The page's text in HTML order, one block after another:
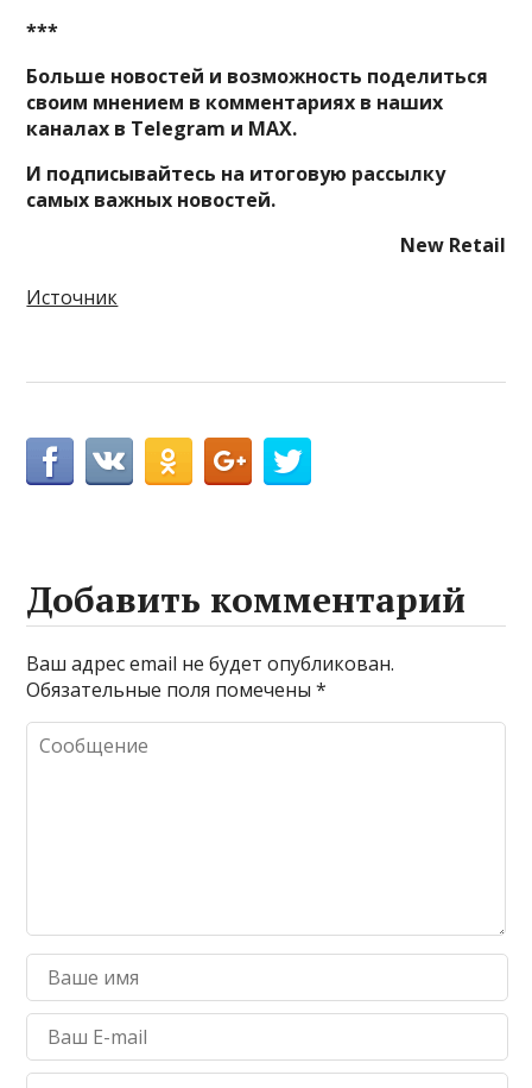
***
Больше новостей и возможность поделиться
своим мнением в комментариях в наших
каналах в Telegram и MAX.
И подписывайтесь на итоговую рассылку
самых важных новостей.
New Retail
Источник
Добавить комментарий
Ваш адрес email не будет опубликован.
Обязательные поля помечены*